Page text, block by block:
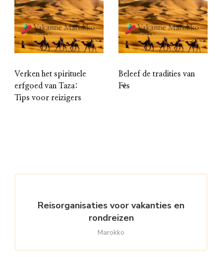
Verken het spirituele
erfgoed van Taza:
Tips voor reizigers
Beleef de tradities van
Fès
Reisorganisaties voor vakanties en
rondreizen
Marokko